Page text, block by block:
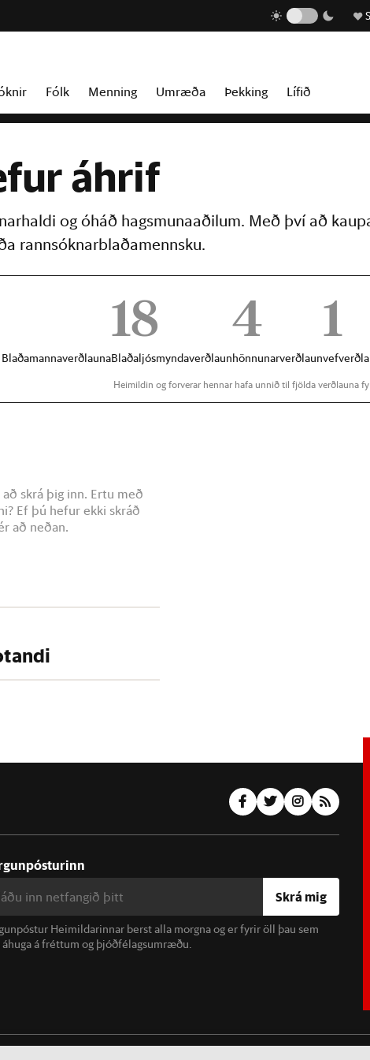
Fólk Menning Umræða Þekking Lífið
áhrif
og óháð hagsmunaaðilum. Með því að
rannsóknarblaðamennsku.
18
Blaðaljósmyndaverðlaun
4
hönnunarverðlaun
1
Heimildin og forverar hennar hafa unnið til fjölda verðlauna
skrá þig inn. Ertu með
Ef þú hefur ekki skráð
að neðan.
Skrá mig
Heimildarinnar berst alla morgna og er fyrir öll þau sem
áhuga á fréttum og þjóðfélagsumræðu.